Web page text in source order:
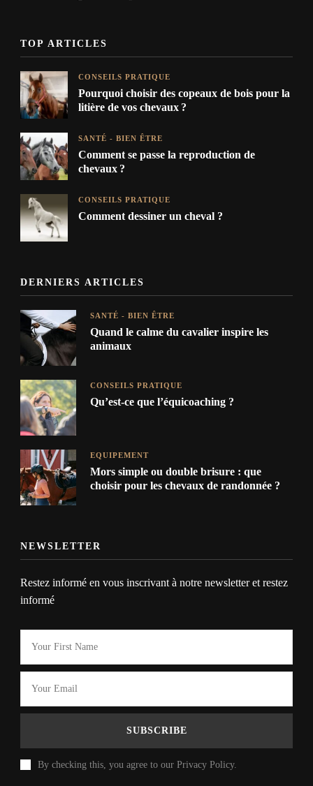
TOP ARTICLES
CONSEILS PRATIQUE
Pourquoi choisir des copeaux de bois pour la
litière de vos chevaux ?
SANTÉ - BIEN ÊTRE
Comment se passe la reproduction de
chevaux ?
CONSEILS PRATIQUE
Comment dessiner un cheval ?
DERNIERS ARTICLES
SANTÉ - BIEN ÊTRE
Quand le calme du cavalier inspire les
animaux
CONSEILS PRATIQUE
Qu’est-ce que l’équicoaching ?
EQUIPEMENT
Mors simple ou double brisure : que
choisir pour les chevaux de randonnée ?
NEWSLETTER
Restez informé en vous inscrivant à notre newsletter et restez
informé
By checking this, you agree to our Privacy Policy.